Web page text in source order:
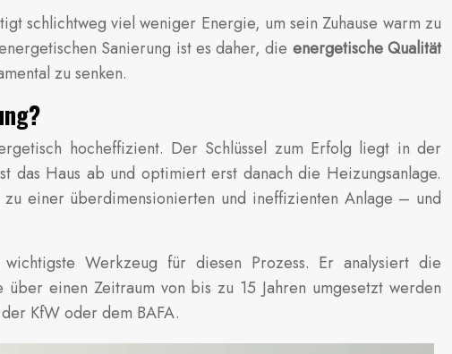
schlichtweg viel weniger Energie, um sein Zuhause warm zu
Sanierung ist es daher, die energetische Qualität
zu senken.
hocheffizient. Der Schlüssel zum Erfolg liegt in der
das Haus ab und optimiert erst danach die Heizungsanlage.
einer überdimensionierten und ineffizienten Anlage – und
Werkzeug für diesen Prozess. Er analysiert die
über einen Zeitraum von bis zu 15 Jahren umgesetzt werden
KfW oder dem BAFA.